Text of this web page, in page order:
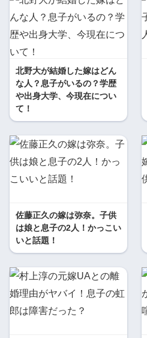
北野大が結婚した嫁はどん
な人？息子がいるの？学歴
や出身大学、今現在につい
て！
佐藤正久の嫁は弥奈。子供
は娘と息子の2人！かっこい
いと話題！